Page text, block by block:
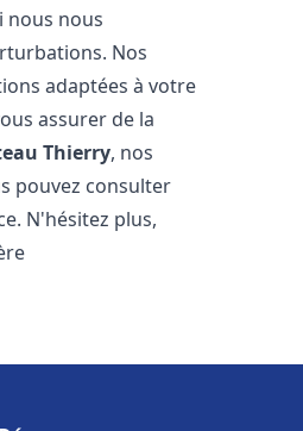
nous nous
Nos
adaptées à votre
assurer de la
Thierry, nos
pouvez consulter
N'hésitez plus,